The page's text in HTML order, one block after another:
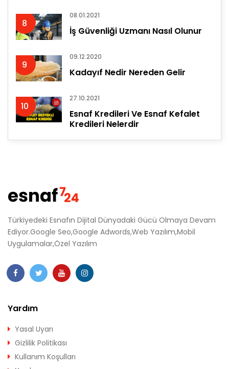
8
08.01.2021
İş Güvenliği Uzmanı Nasıl Olunur
9
09.12.2020
Kadayıf Nedir Nereden Gelir
10
27.10.2021
Esnaf Kredileri Ve Esnaf Kefalet
Kredileri Nelerdir
Türkiyedeki Esnafın Dijital Dünyadaki Gücü Olmaya Devam
Ediyor.Google Seo,Google Adwords,Web Yazılım,Mobil
Uygulamalar,Özel Yazılım
Yardım
Yasal Uyarı
Gizlilik Politikası
Kullanım Koşulları